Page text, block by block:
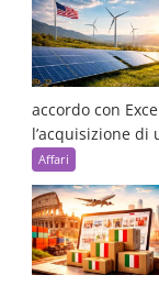
accordo con
l’acquisizione
Affari